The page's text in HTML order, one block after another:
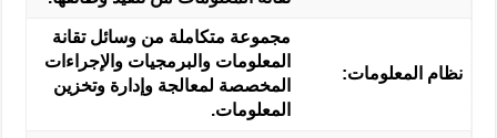
نظام المعلومات:
مجموعة متكاملة من وسائل تقانة
المعلومات والبرمجيات والإجراءات
المخصصة لمعالجة وإدارة وتخزين
المعلومات.